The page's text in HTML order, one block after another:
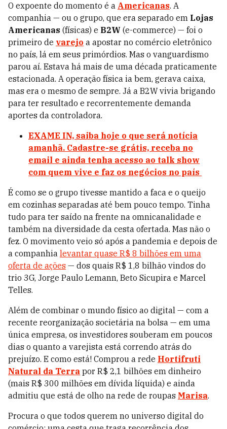
O expoente do momento é a Americanas. A
companhia — ou o grupo, que era separado em Lojas
Americanas (físicas) e B2W (e-commerce) — foi o
primeiro de varejo a apostar no comércio eletrônico
no país, lá em seus primórdios. Mas o vanguardismo
parou aí. Estava há mais de uma década praticamente
estacionada. A operação física ia bem, gerava caixa,
mas era o mesmo de sempre. Já a B2W vivia brigando
para ter resultado e recorrentemente demanda
aportes da controladora.
EXAME IN, saiba hoje o que será notícia
amanhã. Cadastre-se grátis, receba no
email e ainda tenha acesso ao talk show
com quem vive e faz os negócios no país
É como se o grupo tivesse mantido a faca e o queijo
em cozinhas separadas até bem pouco tempo. Tinha
tudo para ter saído na frente na omnicanalidade e
também na diversidade da cesta ofertada. Mas não o
fez. O movimento veio só após a pandemia e depois de
a companhia levantar quase R$ 8 bilhões em uma
oferta de ações — dos quais R$ 1,8 bilhão vindos do
trio 3G, Jorge Paulo Lemann, Beto Sicupira e Marcel
Telles.
Além de combinar o mundo físico ao digital — com a
recente reorganização societária na bolsa — em uma
única empresa, os investidores souberam em poucos
dias o quanto a varejista está correndo atrás do
prejuízo. E como está! Comprou a rede Hortifruti
Natural da Terra por R$ 2,1 bilhões em dinheiro
(mais R$ 300 milhões em dívida líquida) e ainda
admitiu que está de olho na rede de roupas Marisa.
Procura o que todos querem no universo digital do